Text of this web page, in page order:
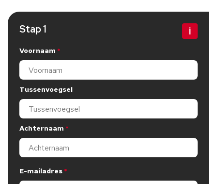
Stap 1 Bewerk stap 1
Voornaam
Dit veld is verplicht, gelieve dit in te vullen
Tussenvoegsel
Achternaam
Dit veld is verplicht, gelieve dit in te vullen
E-mailadres